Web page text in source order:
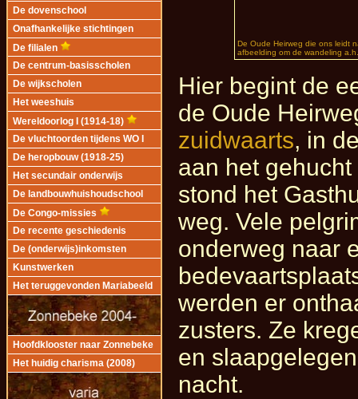
De dovenschool
Onafhankelijke stichtingen
De filialen
De centrum-basisscholen
De wijkscholen
Het weeshuis
Wereldoorlog I (1914-18)
De vluchtoorden tijdens WO I
De heropbouw (1918-25)
Het secundair onderwijs
De landbouwhuishoudschool
De Congo-missies
De recente geschiedenis
De (onderwijs)inkomsten
Kunstwerken
Het teruggevonden Mariabeeld
Hoofdklooster naar Zonnebeke
Het huidig charisma (2008)
De Oude Heirweg die ons leidt
afbeelding om de wandeling
Hier begint de
de Oude
zuidwaarts, in
aan het
stond het
weg. Vele
onderweg naar
werden er
zusters. Ze
en
nacht.